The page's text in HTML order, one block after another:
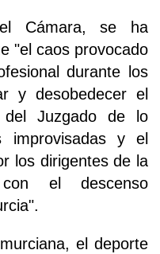
Cámara, se ha
"el caos provocado
durante los
y desobedecer el
Juzgado de lo
improvisadas y el
los dirigentes de la
el descenso
el deporte